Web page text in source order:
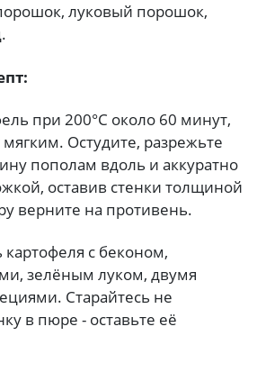
луковый порошок,
при 200°C около 60 минут,
Остудите, разрежьте
пополам вдоль и аккуратно
оставив стенки толщиной
верните на противень.
с беконом,
зелёным луком, двумя
Старайтесь не
в пюре - оставьте её